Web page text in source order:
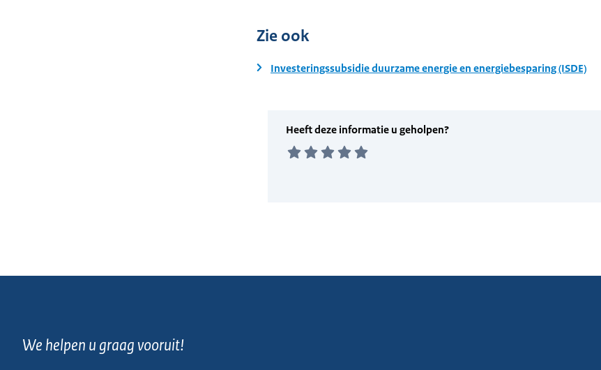
Zie ook
Investeringssubsidie duurzame energie en energiebesparing (ISDE)
We helpen u graag vooruit!